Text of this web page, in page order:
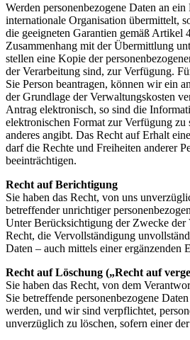
Werden personenbezogene Daten an
internationale Organisation übermittelt,
die geeigneten Garantien gemäß
Zusammenhang mit der Übermittlung
stellen eine Kopie der
der Verarbeitung sind, zur Verfügung.
Sie Person beantragen, können wir ein
der Grundlage der Verwaltungskosten
Antrag elektronisch, so sind die
elektronischen Format zur Verfügung zu
anderes angibt. Das Recht auf Erhalt
darf die Rechte und Freiheiten anderer
beeinträchtigen.
Recht auf Berichtigung
Sie haben das Recht, von uns
betreffender unrichtiger
Unter Berücksichtigung der Zwecke der
Recht, die Vervollständigung
Daten – auch mittels einer ergänzenden
Recht auf Löschung („Recht auf
Sie haben das Recht, von dem
Sie betreffende personenbezogene
werden, und wir sind verpflichtet,
unverzüglich zu löschen, sofern einer